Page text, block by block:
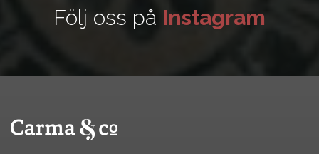
Följ oss på Instagram